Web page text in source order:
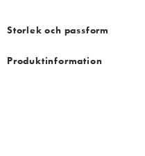
Storlek och passform
Produktinformation